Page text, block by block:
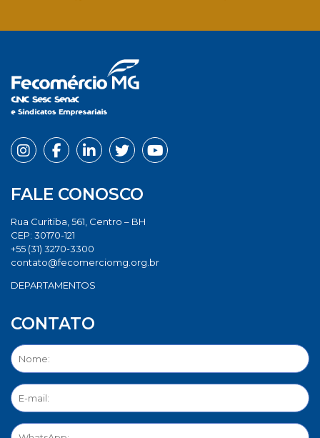
FALE CONOSCO
Rua Curitiba, 561, Centro – BH
CEP: 30170-121
+55 (31) 3270-3300
contato@fecomerciomg.org.br
DEPARTAMENTOS
CONTATO